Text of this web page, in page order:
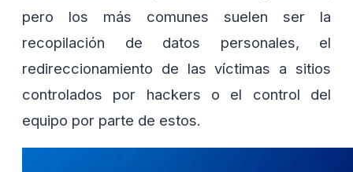
pero los más comunes suelen ser la
recopilación de datos personales, el
redireccionamiento de las víctimas a sitios
controlados por hackers o el control del
equipo por parte de estos.